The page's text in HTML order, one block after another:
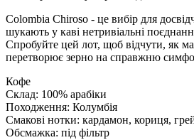
Colombia Chiroso - це вибір для
шукають у каві нетривіальні
Спробуйте цей лот, щоб відчути, як
перетворює зерно на справжню
Кофе
Склад: 100% арабіки
Походження: Колумбія
Смакові нотки: кардамон, кориця,
Обсмажка: під фільтр